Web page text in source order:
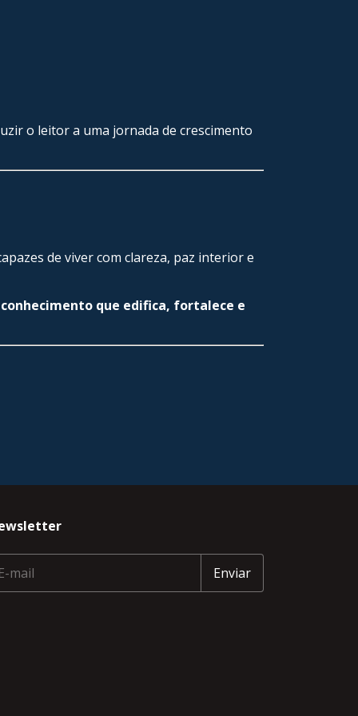
o leitor a uma jornada de crescimento
de viver com clareza, paz interior e
conhecimento que edifica, fortalece e